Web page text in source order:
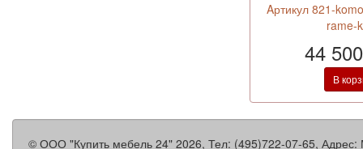
Aртикул 821-
rame-
44
В
© ООО "Купить мебель 24" 2026, Тел: (495)722-07-65, Адрес: